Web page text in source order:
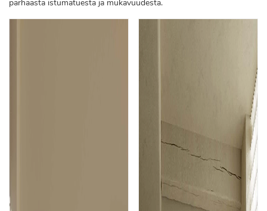
parhaasta istumatuesta ja mukavuudesta.